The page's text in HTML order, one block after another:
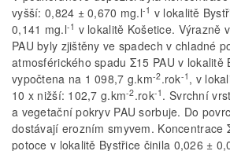
vyšší: 0,824 ± 0,670 mg.l-1 v lokalitě
0,141 mg.l-1 v lokalitě Košetice. Výrazně
PAU byly zjištěny ve spadech v chladné
atmosférického spadu Σ15 PAU v lokalitě
vypočtena na 1 098,7 g.km-2.rok-1 , v
10 x nižší: 102,7 g.km-2.rok-1 . Svrchní
a vegetační pokryv PAU sorbuje. Do
dostávají erozním smyvem. Koncentrace
potoce v lokalitě Bystřice činila 0,026 ±